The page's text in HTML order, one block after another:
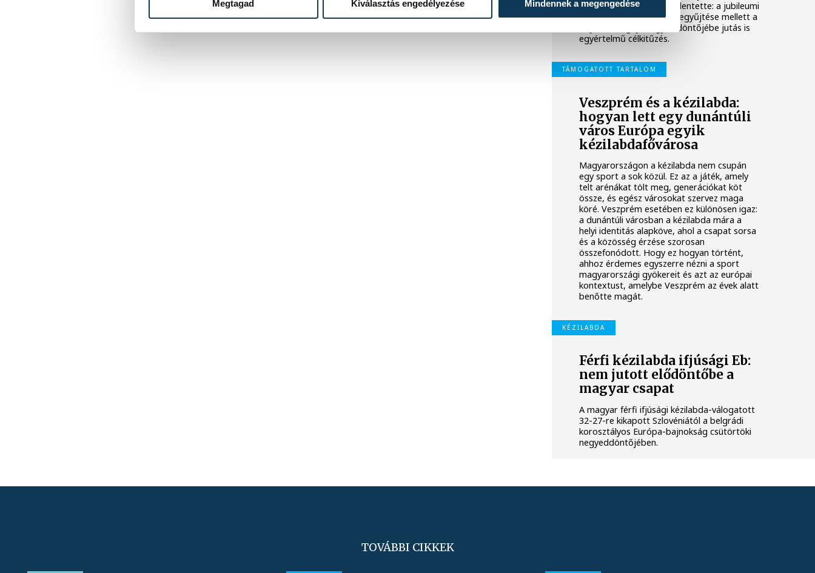
Megtagad Kiválasztás engedélyezése Mindennek a megengedéseCsaba vezérigazgató kijelentette: a jubileumi
idényben a hazai címek begyűjtése mellett a
Bajnokok Ligája négyes döntőjébe jutás is
egyértelmű célkitűzés.
TÁMOGATOTT TARTALOM
Veszprém és a kézilabda:
hogyan lett egy dunántúli
város Európa egyik
kézilabdafővárosa
Magyarországon a kézilabda nem csupán
egy sport a sok közül. Ez az a játék, amely
telt arénákat tölt meg, generációkat köt
össze, és egész városokat szervez maga
köré. Veszprém esetében ez különösen igaz:
a dunántúli városban a kézilabda mára a
helyi identitás alapköve, ahol a csapat sorsa
és a közösség érzése szorosan
összefonódott. Hogy ez hogyan történt,
ahhoz érdemes egyszerre nézni a sport
magyarországi gyökereit és azt az európai
kontextust, amelybe Veszprém az évek alatt
benőtte magát.
KÉZILABDA
Férfi kézilabda ifjúsági Eb:
nem jutott elődöntőbe a
magyar csapat
A magyar férfi ifjúsági kézilabda-válogatott
32-27-re kikapott Szlovéniától a belgrádi
korosztályos Európa-bajnokság csütörtöki
negyeddöntőjében.
TOVÁBBI CIKKEK